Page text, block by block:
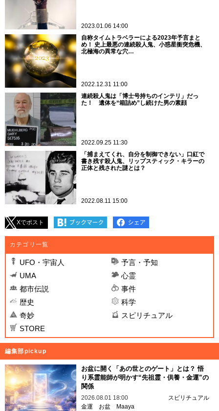
2023.01.06 14:00
自称タイムトラベラーによる2023年予言まと
め！ 史上最悪の連続殺人鬼、小惑星衝突危機、
北極海の異常な穴…
2022.12.31 11:00
連続殺人鬼は「博士号持ちのインテリ」だっ
た！ 遺体を“箱詰め”し続けた男の素顔
2022.09.25 11:30
「捕まえてくれ、自分を制御できない」口紅で
書き残す殺人鬼、リップスティック・キラーの
正体と残された謎とは？
2022.08.11 15:00
Xでポスト
カテゴリ一覧
UFO・宇宙人
予言・予知
UMA
心霊
都市伝説
事件
歴史
科学
奇妙
スピリチュアル
STORE
編集部pickup
お盆に開く「あの世とのゲート」とは？ 悟
り系霊能師が明かす“先祖霊・供養・金運”の
関係
2026.08.01 18:00
スピリチュアル
金運
お盆
Maaya